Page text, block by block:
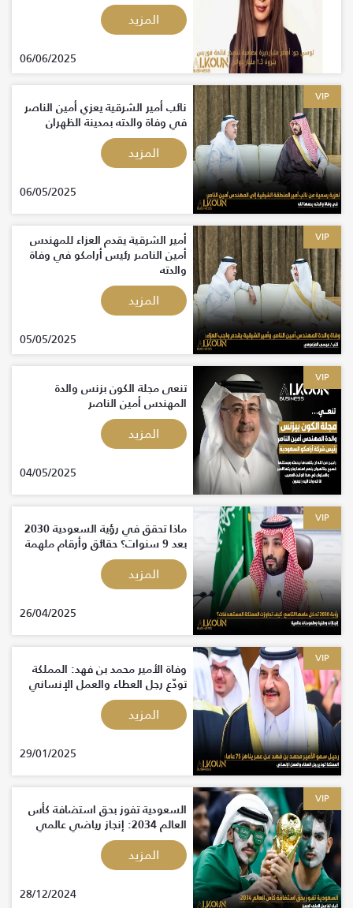
المزيد
06/06/2025
VIP
نائب أمير الشرقية يعزي أمين الناصر
في وفاة والدته بمدينة الظهران
المزيد
06/05/2025
VIP أمير الشرقية يقدم العزاء للمهندس
أمين الناصر رئيس أرامكو في وفاة
والدته
المزيد
05/05/2025
VIP
تنعى مجلة الكون بزنس والدة
المهندس أمين الناصر
المزيد
04/05/2025
VIP
ماذا تحقق في رؤية السعودية 2030
بعد 9 سنوات؟ حقائق وأرقام ملهمة
المزيد
26/04/2025
VIP
وفاة الأمير محمد بن فهد: المملكة
تودّع رجل العطاء والعمل الإنساني
المزيد
29/01/2025
VIP
السعودية تفوز بحق استضافة كأس
العالم 2034: إنجاز رياضي عالمي
المزيد
28/12/2024